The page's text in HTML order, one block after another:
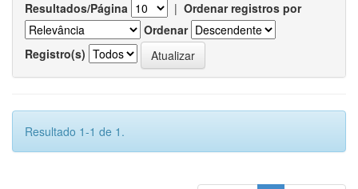
Resultados/Página | Ordenar registros por
Ordenar
Registro(s)
Resultado 1-1 de 1.